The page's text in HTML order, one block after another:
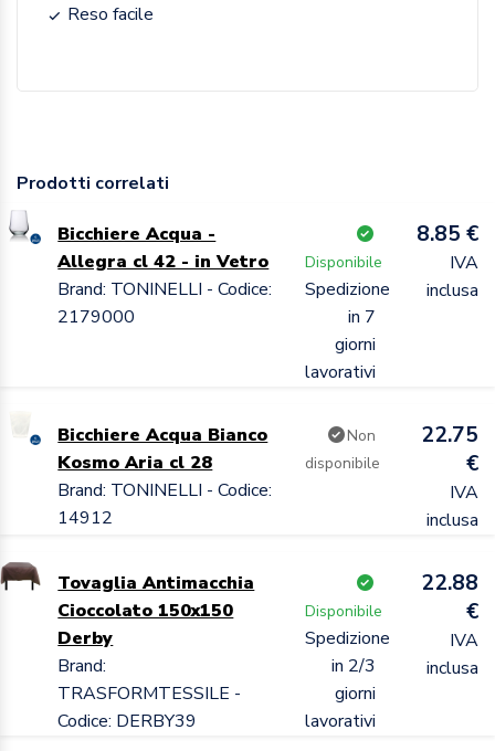
Reso facile
Prodotti correlati
Bicchiere Acqua -
Allegra cl 42 - in Vetro
Brand: TONINELLI - Codice:
2179000
Disponibile
Spedizione
in 7
giorni
lavorativi
8.85 €
IVA
inclusa
Bicchiere Acqua Bianco
Kosmo Aria cl 28
Brand: TONINELLI - Codice:
14912
Non
disponibile
22.75
€
IVA
inclusa
Tovaglia Antimacchia
Cioccolato 150x150
Derby
Brand:
TRASFORMTESSILE -
Codice: DERBY39
Disponibile
Spedizione
in 2/3
giorni
lavorativi
22.88
€
IVA
inclusa